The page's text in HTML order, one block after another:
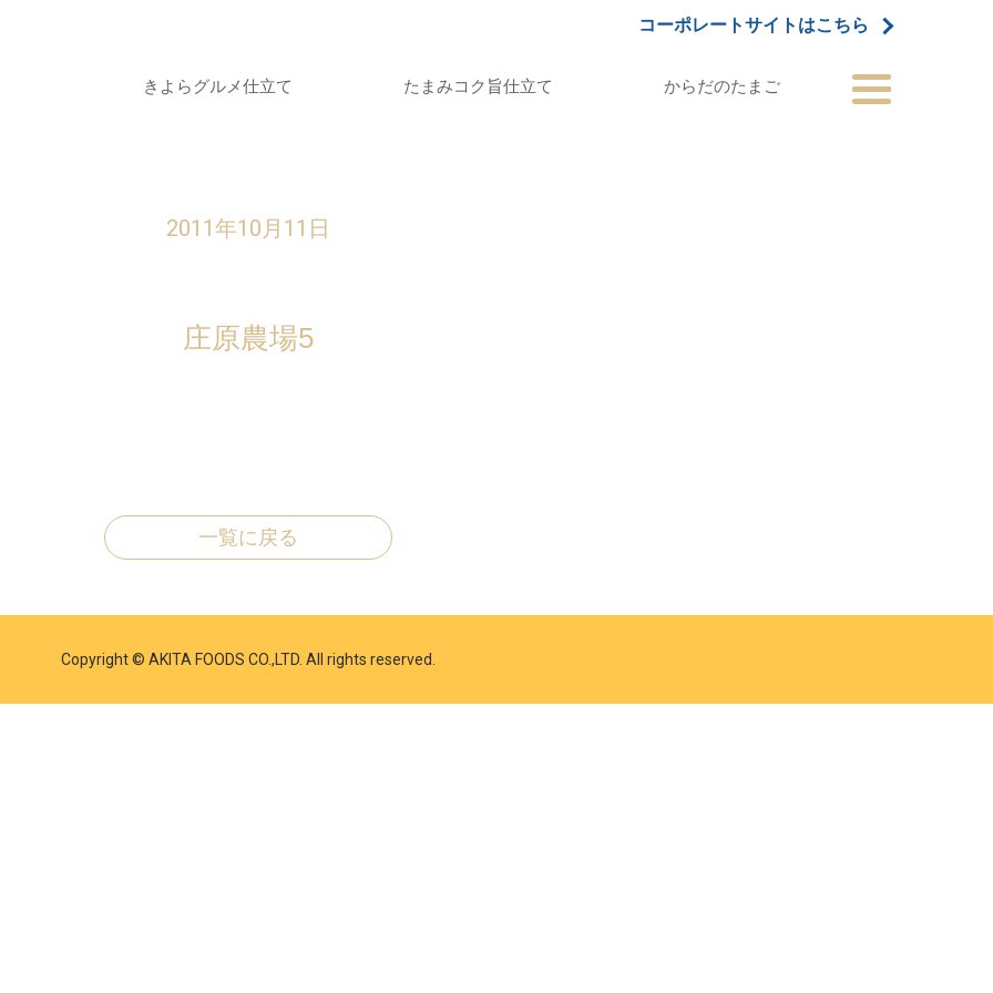
コーポレートサイトはこちら
きよらグルメ仕立て たまみコク旨仕立て からだのたまご
2011年10月11日
庄原農場5
一覧に戻る
Copyright © AKITA FOODS CO.,LTD. All rights reserved.